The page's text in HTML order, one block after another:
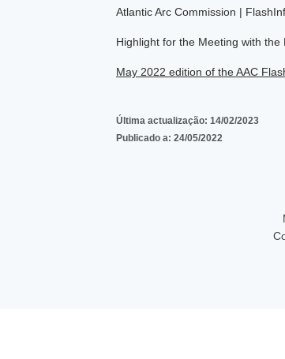
Atlantic Arc Commission |
Highlight for the Meeting with
May 2022 edition of the AAC
Última actualização: 14/02/2023
Publicado a: 24/05/2022